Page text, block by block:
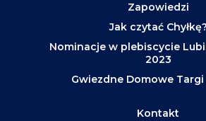
Zapowiedzi
Jak czytać Chyłkę?
Nominacje w plebiscycie
2023
Gwiezdne Domowe Targi
Kontakt